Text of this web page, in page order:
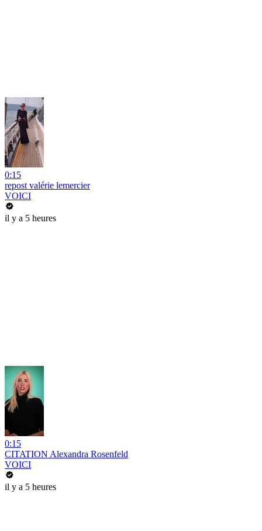
0:15
repost valérie lemercier
VOICI
il y a 5 heures
0:15
CITATION Alexandra Rosenfeld
VOICI
il y a 5 heures